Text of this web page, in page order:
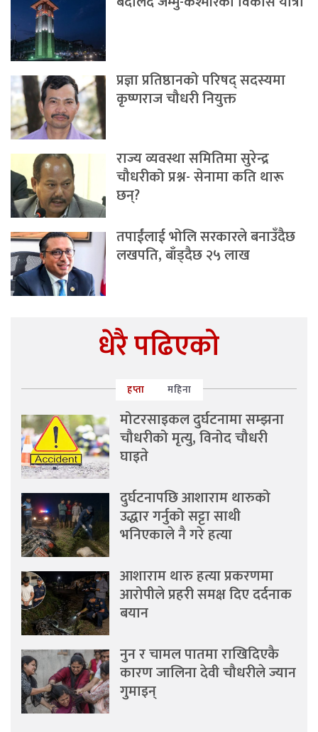
प्रज्ञा प्रतिष्ठानको परिषद् सदस्यमा
कृष्णराज चौधरी नियुक्त
राज्य व्यवस्था समितिमा सुरेन्द्र
चौधरीको प्रश्न- सेनामा कति थारू
छन्?
तपाईंलाई भोलि सरकारले बनाउँदैछ
लखपति, बाँड्दैछ २५ लाख
धेरै पढिएको
हप्ता महिना
मोटरसाइकल दुर्घटनामा सम्झना
चौधरीको मृत्यु, विनोद चौधरी
घाइते
दुर्घटनापछि आशाराम थारुको
उद्धार गर्नुको सट्टा साथी
भनिएकाले नै गरे हत्या
आशाराम थारु हत्या प्रकरणमा
आरोपीले प्रहरी समक्ष दिए दर्दनाक
बयान
नुन र चामल पातमा राखिदिएकै
कारण जालिना देवी चौधरीले ज्यान
गुमाइन्